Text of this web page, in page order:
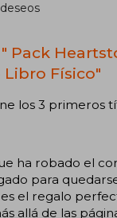
Pack
Libro Físico"
los 3 primeros
ha robado el
para
el regalo
allá de las